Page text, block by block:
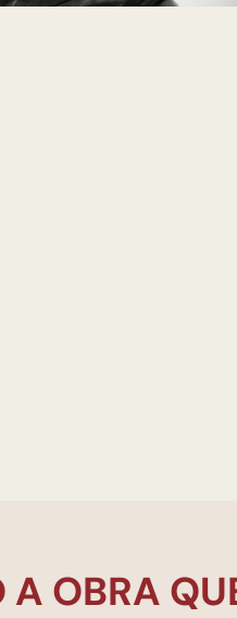
A OBRA